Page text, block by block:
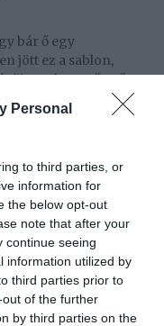
Personal
to third parties, or
information for
the below opt-out
note that after your
continue seeing
information utilized by
third parties prior to
of the further
by third parties on the
bár ő egy
jött ez a sablon,
független, erős nő
vagyok, úgyhogy
És szinte
is választanánk
lehetünk, nem
sokan udvarolnak,
csak azért,